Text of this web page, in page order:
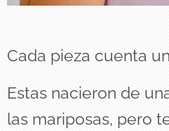
Cada pieza cuenta
Estas nacieron de
las mariposas, pero